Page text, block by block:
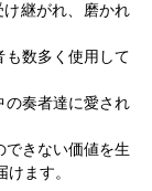
継がれ、磨かれ
数多く使用して
の奏者達に愛され
できない価値を生
ます。